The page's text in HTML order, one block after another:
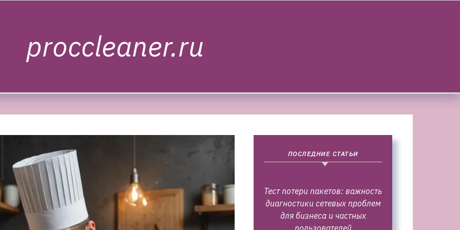
proccleaner.ru
ПОСЛЕДНИЕ СТАТЬИ
Тест потери пакетов: важность
диагностики сетевых проблем
для бизнеса и частных
пользователей